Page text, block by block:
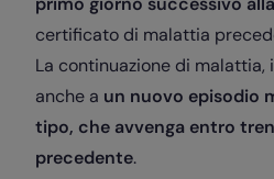
certificato di malattia
La continuazione di
anche a un nuovo episodio
tipo, che avvenga entro
precedente.